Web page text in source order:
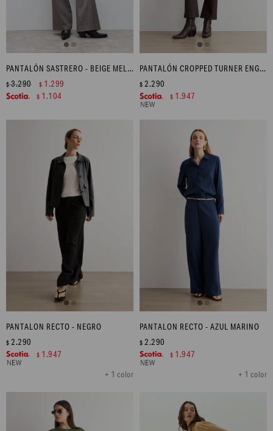
PANTALÓN SASTRERO - BEIGE MELANGE
$3.290 $ 1.299
$ 1.104
PANTALÓN CROPPED TURNER ENGOMADO - CHOCOLATE
$ 2.290
$ 1.947
PANTALON RECTO - NEGRO
+ 1 color
$ 2.290
$ 1.947
PANTALON RECTO - AZUL MARINO
+ 1 color
$ 2.290
$ 1.947